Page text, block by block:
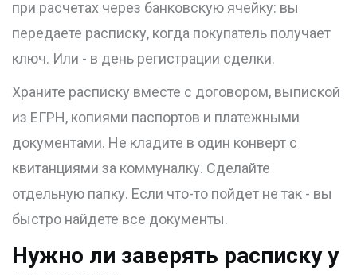
при расчетах через банковскую ячейку: вы
передаете расписку, когда покупатель получает
ключ. Или - в день регистрации сделки.
Храните расписку вместе с договором, выпиской
из ЕГРН, копиями паспортов и платежными
документами. Не кладите в один конверт с
квитанциями за коммуналку. Сделайте
отдельную папку. Если что-то пойдет не так - вы
быстро найдете все документы.
Нужно ли заверять расписку у